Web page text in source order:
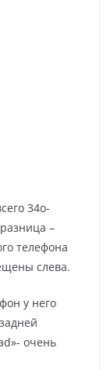
34о-
–
телефона
слева.
у него
очень